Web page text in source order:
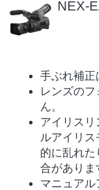
NEX-
手ぶれ補正
レンズの
ん。
アイリスリ
ルアイリ
的に乱れ
合がありま
マニュアル